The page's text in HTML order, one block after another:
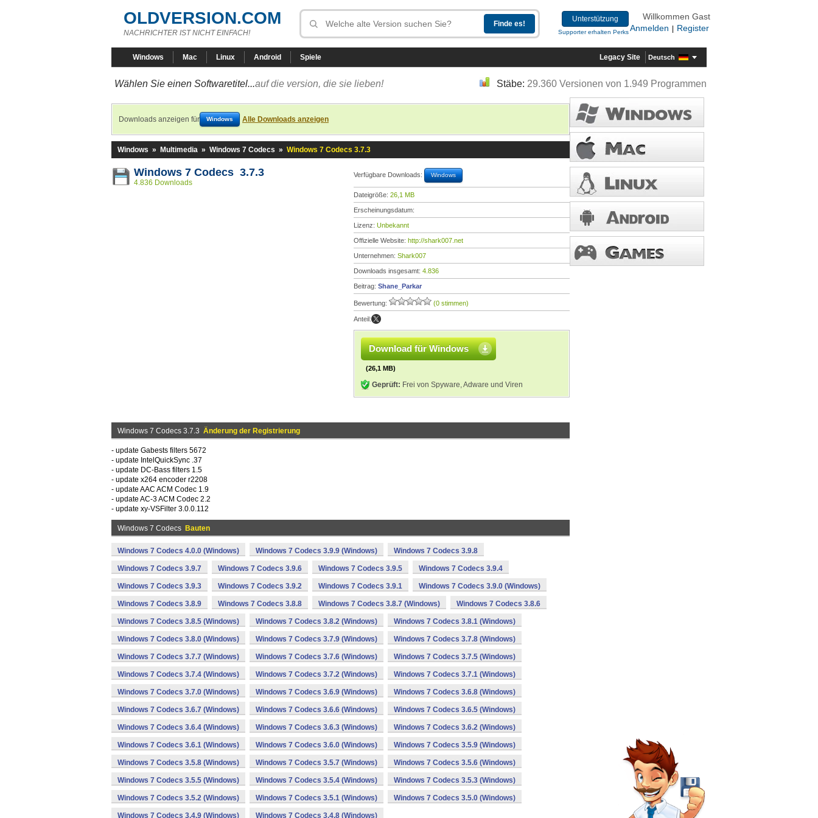
OLDVERSION.COM
NACHRICHTER IST NICHT EINFACH!
Unterstützung
Supporter erhalten Perks
Willkommen Gast
Anmelden
Register
Windows Mac Linux Android Spiele Legacy Site Deutsch
Wählen Sie einen Softwaretitel...auf die version, die sie lieben! Stäbe: 29.360 Versionen von 1.949 Programmen
Downloads anzeigen für Windows Alle Downloads anzeigen
Windows » Multimedia » Windows 7 Codecs » Windows 7 Codecs 3.7.3
Windows 7 Codecs 3.7.3
4.836 Downloads
Verfügbare Downloads: Windows
Dateigröße: 26,1 MB
Erscheinungsdatum:
Lizenz: Unbekannt
Offizielle Website: http://shark007.net
Unternehmen: Shark007
Downloads insgesamt: 4.836
Beitrag: Shane_Parkar
Bewertung: (0 stimmen)
Anteil:
Download für Windows
(26,1 MB)
Geprüft: Frei von Spyware, Adware und Viren
Windows 7 Codecs 3.7.3 Änderung der Registrierung
- update Gabests filters 5672
- update IntelQuickSync .37
- update DC-Bass filters 1.5
- update x264 encoder r2208
- update AAC ACM Codec 1.9
- update AC-3 ACM Codec 2.2
- update xy-VSFilter 3.0.0.112
Windows 7 Codecs Bauten
Windows 7 Codecs 4.0.0 (Windows) Windows 7 Codecs 3.9.9 (Windows) Windows 7 Codecs 3.9.8
Windows 7 Codecs 3.9.7 Windows 7 Codecs 3.9.6 Windows 7 Codecs 3.9.5 Windows 7 Codecs 3.9.4
Windows 7 Codecs 3.9.3 Windows 7 Codecs 3.9.2 Windows 7 Codecs 3.9.1 Windows 7 Codecs 3.9.0 (Windows)
Windows 7 Codecs 3.8.9 Windows 7 Codecs 3.8.8 Windows 7 Codecs 3.8.7 (Windows) Windows 7 Codecs 3.8.6
Windows 7 Codecs 3.8.5 (Windows) Windows 7 Codecs 3.8.2 (Windows) Windows 7 Codecs 3.8.1 (Windows)
Windows 7 Codecs 3.8.0 (Windows) Windows 7 Codecs 3.7.9 (Windows) Windows 7 Codecs 3.7.8 (Windows)
Windows 7 Codecs 3.7.7 (Windows) Windows 7 Codecs 3.7.6 (Windows) Windows 7 Codecs 3.7.5 (Windows)
Windows 7 Codecs 3.7.4 (Windows) Windows 7 Codecs 3.7.2 (Windows) Windows 7 Codecs 3.7.1 (Windows)
Windows 7 Codecs 3.7.0 (Windows) Windows 7 Codecs 3.6.9 (Windows) Windows 7 Codecs 3.6.8 (Windows)
Windows 7 Codecs 3.6.7 (Windows) Windows 7 Codecs 3.6.6 (Windows) Windows 7 Codecs 3.6.5 (Windows)
Windows 7 Codecs 3.6.4 (Windows) Windows 7 Codecs 3.6.3 (Windows) Windows 7 Codecs 3.6.2 (Windows)
Windows 7 Codecs 3.6.1 (Windows) Windows 7 Codecs 3.6.0 (Windows) Windows 7 Codecs 3.5.9 (Windows)
Windows 7 Codecs 3.5.8 (Windows) Windows 7 Codecs 3.5.7 (Windows) Windows 7 Codecs 3.5.6 (Windows)
Windows 7 Codecs 3.5.5 (Windows) Windows 7 Codecs 3.5.4 (Windows) Windows 7 Codecs 3.5.3 (Windows)
Windows 7 Codecs 3.5.2 (Windows) Windows 7 Codecs 3.5.1 (Windows) Windows 7 Codecs 3.5.0 (Windows)
Windows 7 Codecs 3.4.9 (Windows) Windows 7 Codecs 3.4.8 (Windows)